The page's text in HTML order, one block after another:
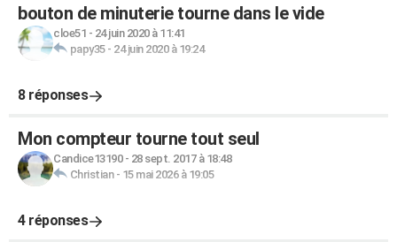
bouton de minuterie tourne dans le vide
cloe51 - 24 juin 2020 à 11:41
papy35- 24 juin 2020 à 19:24
8 réponses
Mon compteur tourne tout seul
Candice13190- 28 sept. 2017 à 18:48
Christian- 15 mai 2026 à 19:05
4 réponses